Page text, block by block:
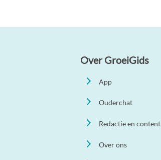
Over GroeiGids
App
Ouderchat
Redactie en content
Over ons